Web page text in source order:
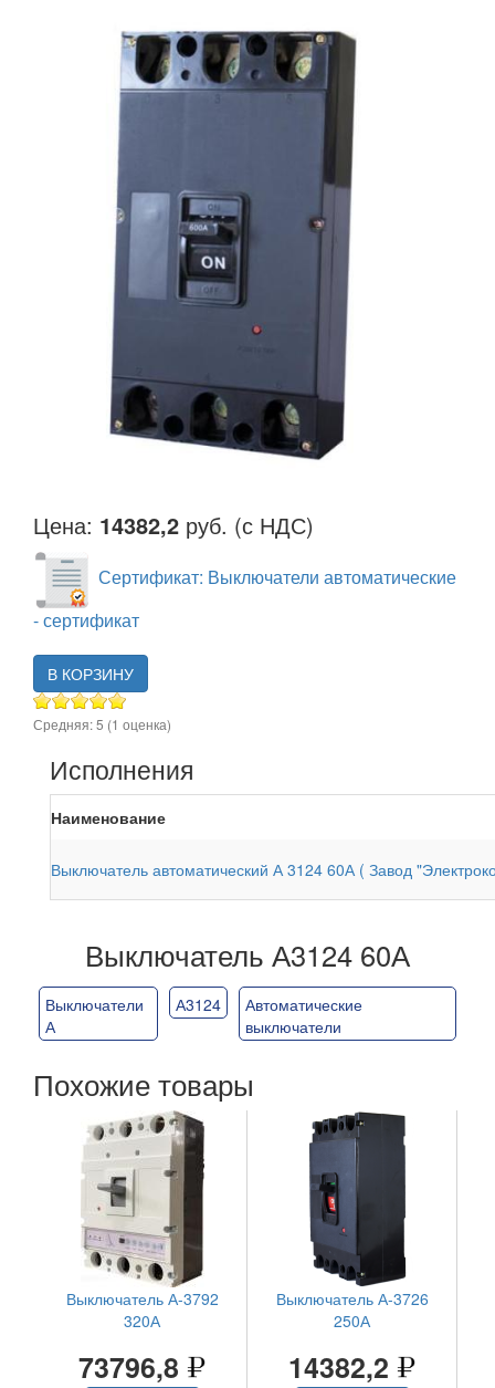
Цена: 14382,2 руб. (с НДС)
Сертификат: Выключатели автоматические
- сертификат
В КОРЗИНУ
Средняя:5 (1 оценка)
Исполнения
Наименование
Выключатель автоматический А 3124 60А ( Завод
Выключатель А3124 60А
Выключатели
А
А3124
Автоматические
выключатели
Похожие товары
Выключатель А-3792
320А
73796,8
Выключатель А-3726
250А
14382,2